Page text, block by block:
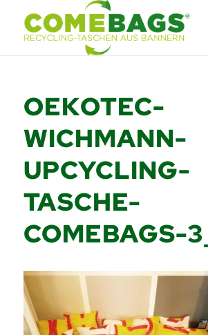
OEKOTEC-
WICHMANN-
UPCYCLING-
TASCHE-
COMEBAGS-